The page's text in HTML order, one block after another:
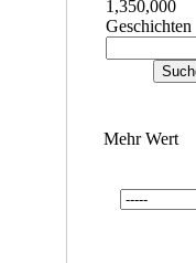
1,350,000
Geschichten
Mehr Wert